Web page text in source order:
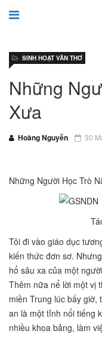
Những
Xưa
Hoàng Nguyễn
SINH HOẠT VĂN THƠ
30
Những Người Học Trò
Tôi đi vào giáo dục
kiến thức đơn sơ.
hổ sâu xa của một
Thêm nữa nể lời một vị
miền Trung lúc bấy giờ,
an là một tỉnh nổi tiếng
nhiều khoa bảng, làm